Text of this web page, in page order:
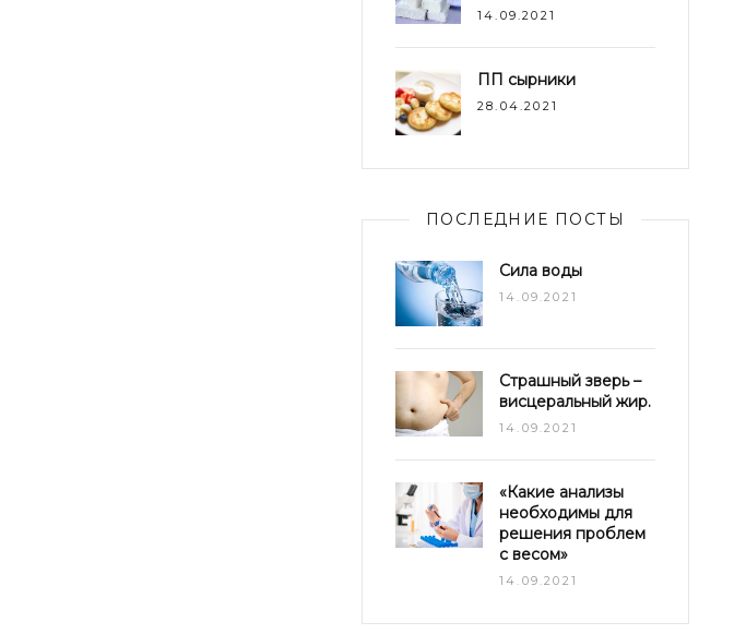
14.09.2021
ПП сырники
28.04.2021
ПОСЛЕДНИЕ ПОСТЫ
Сила воды
14.09.2021
Страшный зверь –
висцеральный жир.
14.09.2021
«Какие анализы
необходимы для
решения проблем
с весом»
14.09.2021